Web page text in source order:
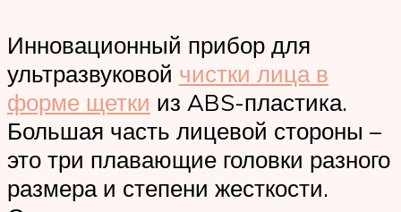
Инновационный прибор для
ультразвуковой чистки лица в
форме щетки из ABS-пластика.
Большая часть лицевой стороны –
это три плавающие головки разного
размера и степени жесткости.